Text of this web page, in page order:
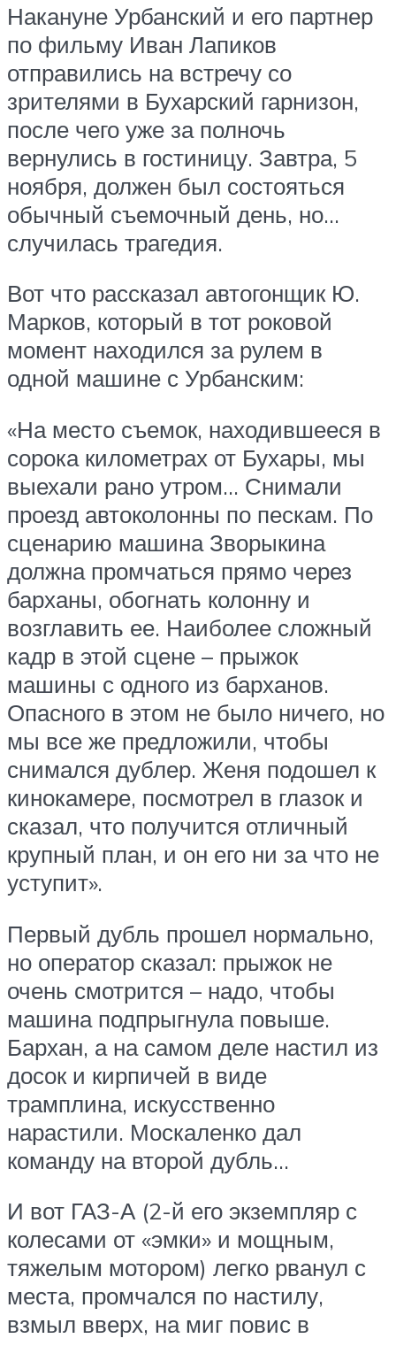
Накануне Урбанский и его партнер
по фильму Иван Лапиков
отправились на встречу со
зрителями в Бухарский гарнизон,
после чего уже за полночь
вернулись в гостиницу. Завтра, 5
ноября, должен был состояться
обычный съемочный день, но…
случилась трагедия.
Вот что рассказал автогонщик Ю.
Марков, который в тот роковой
момент находился за рулем в
одной машине с Урбанским:
«На место съемок, находившееся в
сорока километрах от Бухары, мы
выехали рано утром… Снимали
проезд автоколонны по пескам. По
сценарию машина Зворыкина
должна промчаться прямо через
барханы, обогнать колонну и
возглавить ее. Наиболее сложный
кадр в этой сцене – прыжок
машины с одного из барханов.
Опасного в этом не было ничего, но
мы все же предложили, чтобы
снимался дублер. Женя подошел к
кинокамере, посмотрел в глазок и
сказал, что получится отличный
крупный план, и он его ни за что не
уступит».
Первый дубль прошел нормально,
но оператор сказал: прыжок не
очень смотрится – надо, чтобы
машина подпрыгнула повыше.
Бархан, а на самом деле настил из
досок и кирпичей в виде
трамплина, искусственно
нарастили. Москаленко дал
команду на второй дубль…
И вот ГАЗ-А (2-й его экземпляр с
колесами от «эмки» и мощным,
тяжелым мотором) легко рванул с
места, промчался по настилу,
взмыл вверх, на миг повис в